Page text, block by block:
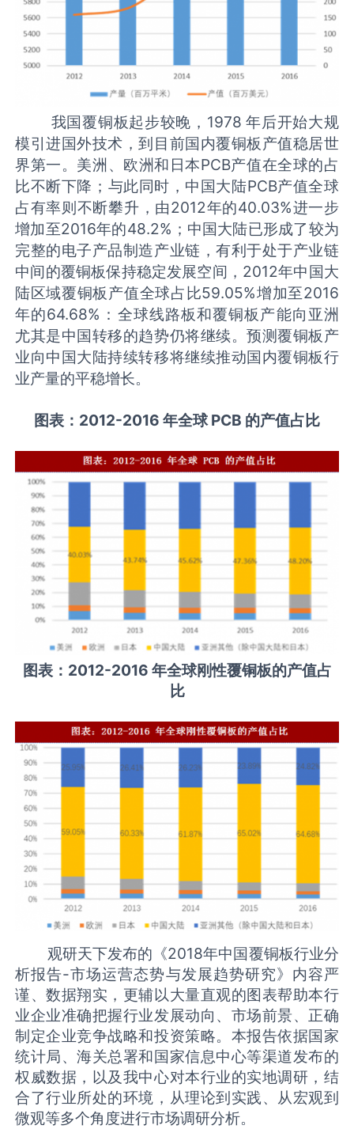
我国覆铜板起步较晚，1978 年后开始大规
模引进国外技术，到目前国内覆铜板产值稳居世
界第一。美洲、欧洲和日本PCB产值在全球的占
比不断下降；与此同时，中国大陆PCB产值全球
占有率则不断攀升，由2012年的40.03%进一步
增加至2016年的48.2%；中国大陆已形成了较为
完整的电子产品制造产业链，有利于处于产业链
中间的覆铜板保持稳定发展空间，2012年中国大
陆区域覆铜板产值全球占比59.05%增加至2016
年的64.68%：全球线路板和覆铜板产能向亚洲
尤其是中国转移的趋势仍将继续。预测覆铜板产
业向中国大陆持续转移将继续推动国内覆铜板行
业产量的平稳增长。
图表：2012-2016 年全球 PCB 的产值占比
图表：2012-2016 年全球刚性覆铜板的产值占
比
观研天下发布的《2018年中国覆铜板行业分
析报告-市场运营态势与发展趋势研究》内容严
谨、数据翔实，更辅以大量直观的图表帮助本行
业企业准确把握行业发展动向、市场前景、正确
制定企业竞争战略和投资策略。本报告依据国家
统计局、海关总署和国家信息中心等渠道发布的
权威数据，以及我中心对本行业的实地调研，结
合了行业所处的环境，从理论到实践、从宏观到
微观等多个角度进行市场调研分析。